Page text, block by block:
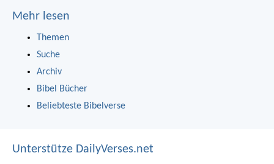
Mehr lesen
Themen
Suche
Archiv
Bibel Bücher
Beliebteste Bibelverse
Unterstütze DailyVerses.net